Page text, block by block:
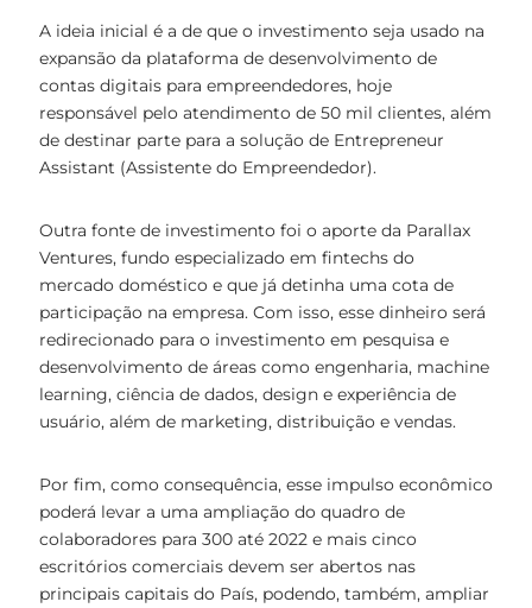
A ideia inicial é a de que o investimento seja usado na
expansão da plataforma de desenvolvimento de
contas digitais para empreendedores, hoje
responsável pelo atendimento de 50 mil clientes, além
de destinar parte para a solução de Entrepreneur
Assistant (Assistente do Empreendedor).
Outra fonte de investimento foi o aporte da Parallax
Ventures, fundo especializado em fintechs do
mercado doméstico e que já detinha uma cota de
participação na empresa. Com isso, esse dinheiro será
redirecionado para o investimento em pesquisa e
desenvolvimento de áreas como engenharia, machine
learning, ciência de dados, design e experiência de
usuário, além de marketing, distribuição e vendas.
Por fim, como consequência, esse impulso econômico
poderá levar a uma ampliação do quadro de
colaboradores para 300 até 2022 e mais cinco
escritórios comerciais devem ser abertos nas
principais capitais do País, podendo, também, ampliar